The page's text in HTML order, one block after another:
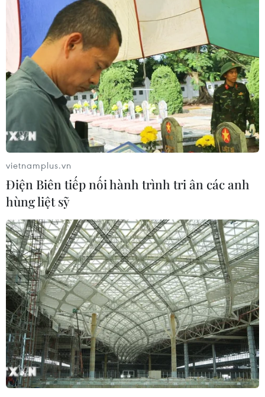
Large Bone Power Tool - mẫu sản phẩm
tay khoan điện hàng đầu
11/08/2021 09:23
Large Bone Power Tool - sản phẩm rất cần thiết cho
phẫu thuật chỉnh hình thông thường cũng như phẫu
thuật thay khớp nhân tạo - được kỳ vọng sẽ trở thành
sản phẩm chủ lực của Công ty cổ phần DynaMedic.
Rafarophe ra mắt hai sản phẩm hỗ trợ
phục hồi hệ sinh thái da
vietnamplus.vn
Điện Biên tiếp nối hành trình tri ân các anh
hùng liệt sỹ